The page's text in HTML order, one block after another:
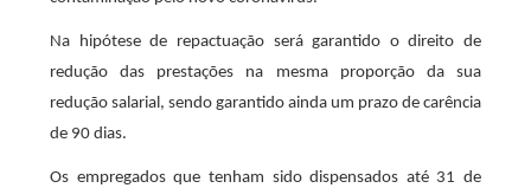
Na hipótese de repactuação será garantido o direito de
redução das prestações na mesma proporção da sua
redução salarial, sendo garantido ainda um prazo de carência
de 90 dias.
Os empregados que tenham sido dispensados até 31 de